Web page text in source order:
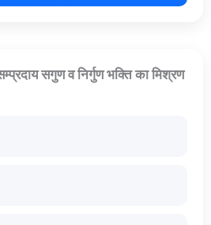
सगुण व निर्गुण भक्ति का मिश्रण